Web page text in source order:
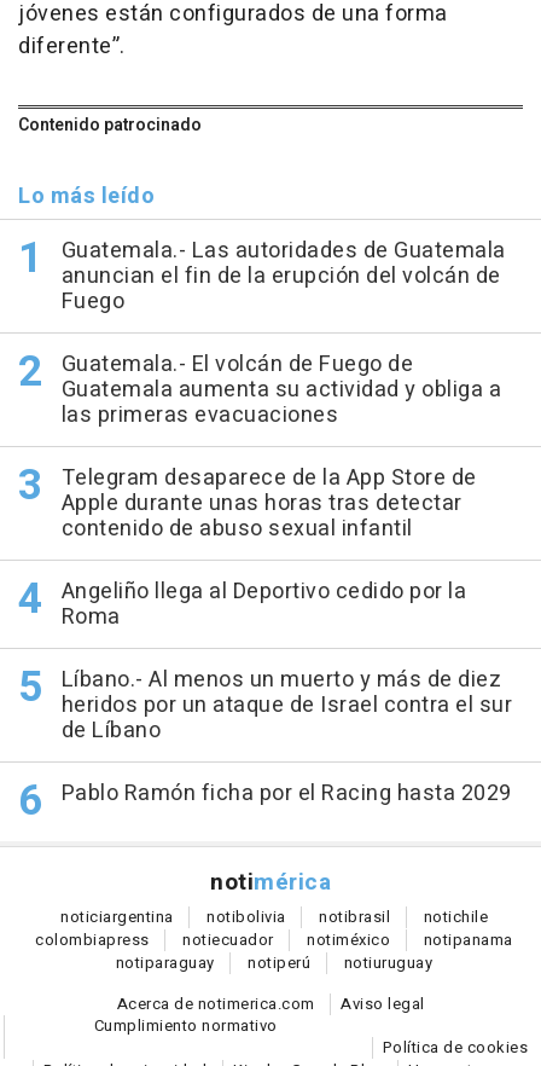
jóvenes están configurados de una forma
diferente”.
Contenido patrocinado
Lo más leído
Guatemala.- Las autoridades de Guatemala
anuncian el fin de la erupción del volcán de
Fuego
Guatemala.- El volcán de Fuego de
Guatemala aumenta su actividad y obliga a
las primeras evacuaciones
Telegram desaparece de la App Store de
Apple durante unas horas tras detectar
contenido de abuso sexual infantil
Angeliño llega al Deportivo cedido por la
Roma
Líbano.- Al menos un muerto y más de diez
heridos por un ataque de Israel contra el sur
de Líbano
Pablo Ramón ficha por el Racing hasta 2029
notimérica
noticiargentina notibolivia notibrasil notichile
colombiapress notiecuador notiméxico notipanama
notiparaguay notiperú notiuruguay
Acerca de notimerica.com
Aviso legal
Cumplimiento normativo
Política de cookies